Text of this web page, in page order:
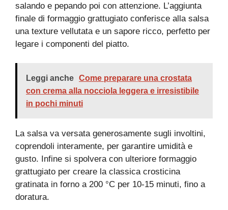
salando e pepando poi con attenzione. L’aggiunta
finale di formaggio grattugiato conferisce alla salsa
una texture vellutata e un sapore ricco, perfetto per
legare i componenti del piatto.
Leggi anche Come preparare una crostata
con crema alla nocciola leggera e irresistibile
in pochi minuti
La salsa va versata generosamente sugli involtini,
coprendoli interamente, per garantire umidità e
gusto. Infine si spolvera con ulteriore formaggio
grattugiato per creare la classica crosticina
gratinata in forno a 200 °C per 10-15 minuti, fino a
doratura.